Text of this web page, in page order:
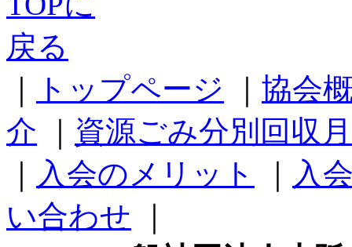
トップページ
協会
介
資源ごみ分別回収
入会のメリット
入
い合わせ